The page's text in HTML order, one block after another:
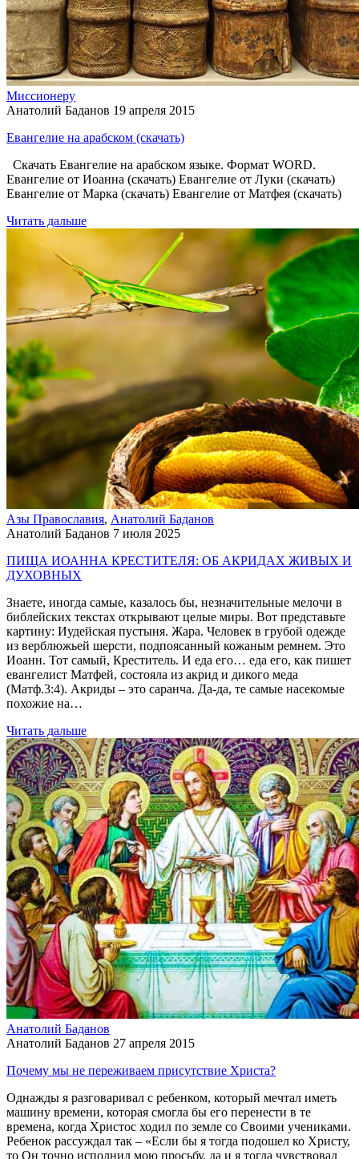
Миссионеру
Анатолий Баданов 19 апреля 2015
Евангелие на арабском (скачать)
Скачать Евангелие на арабском языке. Формат WORD.
Евангелие от Иоанна (скачать) Евангелие от Луки (скачать)
Евангелие от Марка (скачать) Евангелие от Матфея (скачать)
Читать дальше
Азы Православия, Анатолий Баданов
Анатолий Баданов 7 июля 2025
ПИЩА ИОАННА КРЕСТИТЕЛЯ: ОБ АКРИДАХ ЖИВЫХ И
ДУХОВНЫХ
Знаете, иногда самые, казалось бы, незначительные мелочи в
библейских текстах открывают целые миры. Вот представьте
картину: Иудейская пустыня. Жара. Человек в грубой одежде
из верблюжьей шерсти, подпоясанный кожаным ремнем. Это
Иоанн. Тот самый, Креститель. И еда его… еда его, как пишет
евангелист Матфей, состояла из акрид и дикого меда
(Матф.3:4). Акриды – это саранча. Да-да, те самые насекомые
похожие на…
Читать дальше
Анатолий Баданов
Анатолий Баданов 27 апреля 2015
Почему мы не переживаем присутствие Христа?
Однажды я разговаривал с ребенком, который мечтал иметь
машину времени, которая смогла бы его перенести в те
времена, когда Христос ходил по земле со Своими учениками.
Ребенок рассуждал так – «Если бы я тогда подошел ко Христу,
то Он точно исполнил мою просьбу, да и я тогда чувствовал